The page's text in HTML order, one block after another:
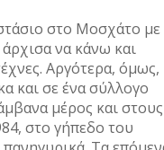
στο Μοσχάτο με
να κάνω και
Αργότερα, όμως,
και σε ένα σύλλογο
μέρος και στους
στο γήπεδο του